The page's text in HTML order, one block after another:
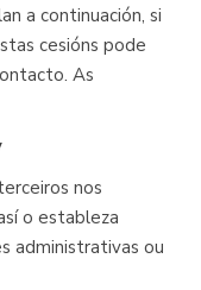
a continuación, si
cesións pode
As
nos
o estableza
administrativas ou